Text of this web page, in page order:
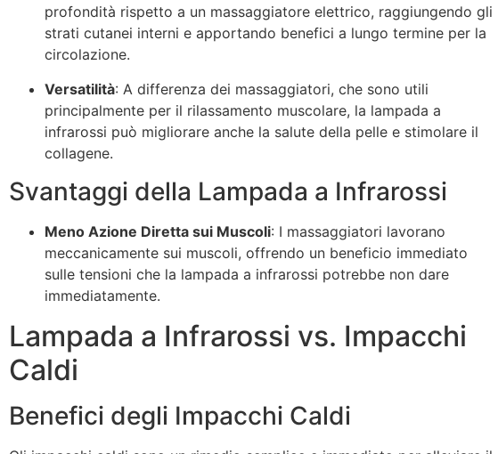
profondità rispetto a un massaggiatore elettrico, raggiungendo gli
strati cutanei interni e apportando benefici a lungo termine per la
circolazione.
Versatilità: A differenza dei massaggiatori, che sono utili
principalmente per il rilassamento muscolare, la lampada a
infrarossi può migliorare anche la salute della pelle e stimolare il
collagene.
Svantaggi della Lampada a Infrarossi
Meno Azione Diretta sui Muscoli: I massaggiatori lavorano
meccanicamente sui muscoli, offrendo un beneficio immediato
sulle tensioni che la lampada a infrarossi potrebbe non dare
immediatamente.
Lampada a Infrarossi vs. Impacchi
Caldi
Benefici degli Impacchi Caldi